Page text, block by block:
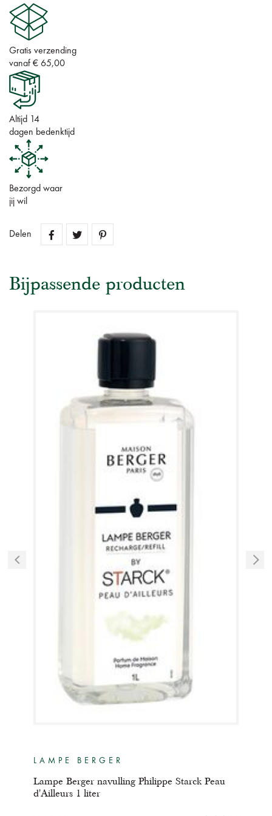
Gratis verzending
vanaf € 65,00
Altijd 14
dagen bedenktijd
Bezorgd waar
jij wil
Delen
Bijpassende producten
LAMPE BERGER
Lampe Berger navulling Philippe Starck Peau
d'Ailleurs 1 liter